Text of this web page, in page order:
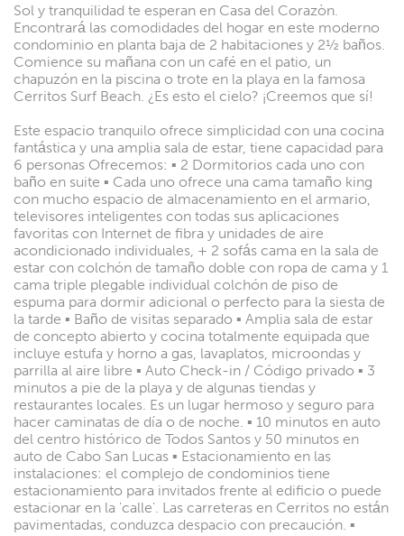
Sol y tranquilidad te esperan en Casa del Corazòn.
Encontrará las comodidades del hogar en este moderno
condominio en planta baja de 2 habitaciones y 2½ baños.
Comience su mañana con un café en el patio, un
chapuzón en la piscina o trote en la playa en la famosa
Cerritos Surf Beach. ¿Es esto el cielo? ¡Creemos que sí!
Este espacio tranquilo ofrece simplicidad con una cocina
fantástica y una amplia sala de estar, tiene capacidad para
6 personas Ofrecemos: ▪︎ 2 Dormitorios cada uno con
baño en suite ▪︎ Cada uno ofrece una cama tamaño king
con mucho espacio de almacenamiento en el armario,
televisores inteligentes con todas sus aplicaciones
favoritas con Internet de fibra y unidades de aire
acondicionado individuales, + 2 sofás cama en la sala de
estar con colchón de tamaño doble con ropa de cama y 1
cama triple plegable individual colchón de piso de
espuma para dormir adicional o perfecto para la siesta de
la tarde ▪︎ Baño de visitas separado ▪︎ Amplia sala de estar
de concepto abierto y cocina totalmente equipada que
incluye estufa y horno a gas, lavaplatos, microondas y
parrilla al aire libre ▪︎ Auto Check-in / Código privado ▪︎ 3
minutos a pie de la playa y de algunas tiendas y
restaurantes locales. Es un lugar hermoso y seguro para
hacer caminatas de día o de noche. ▪︎ 10 minutos en auto
del centro histórico de Todos Santos y 50 minutos en
auto de Cabo San Lucas ▪︎ Estacionamiento en las
instalaciones: el complejo de condominios tiene
estacionamiento para invitados frente al edificio o puede
estacionar en la 'calle'. Las carreteras en Cerritos no están
pavimentadas, conduzca despacio con precaución. ▪︎